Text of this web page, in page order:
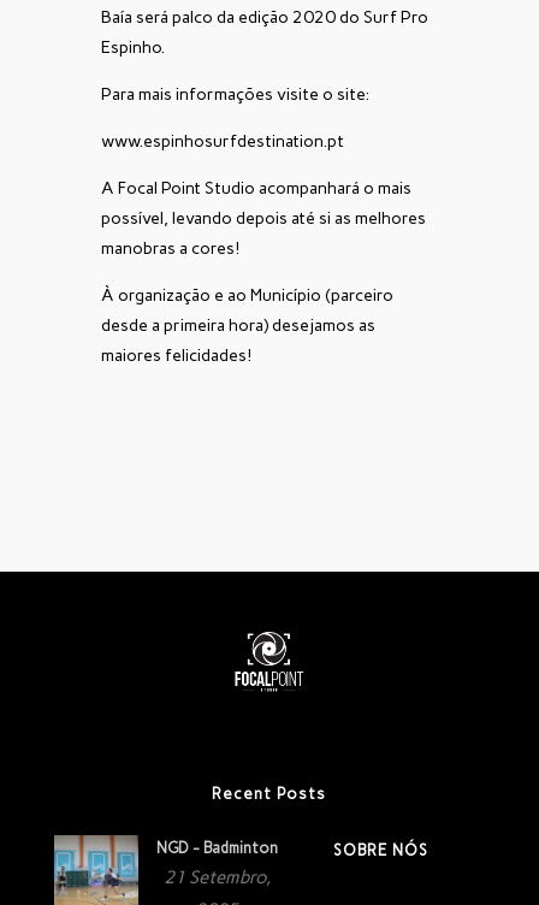
Baía será palco da edição 2020 do Surf Pro
Espinho.
Para mais informações visite o site:
www.espinhosurfdestination.pt
A Focal Point Studio acompanhará o mais
possível, levando depois até si as melhores
manobras a cores!
À organização e ao Município (parceiro
desde a primeira hora) desejamos as
maiores felicidades!
Recent Posts
NGD - Badminton
21 Setembro,
SOBRE NÓS